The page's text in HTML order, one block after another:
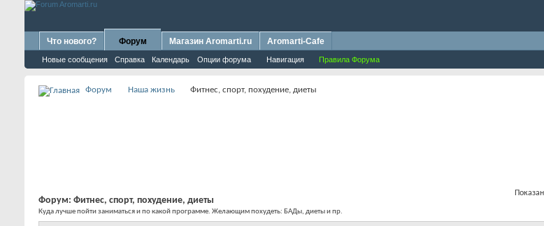
Что нового? Форум
Новые сообщения Справка Календарь Опции форума Навигация Правила Форума
Магазин Aromarti.ru Aromarti-Cafe
Форум Наша жизнь Фитнес, спорт, похудение, диеты
Форум: Фитнес, спорт, похудение, диеты
Куда лучше пойти заниматься и по какой программе. Желающим похудеть: БАДы, диеты и пр.